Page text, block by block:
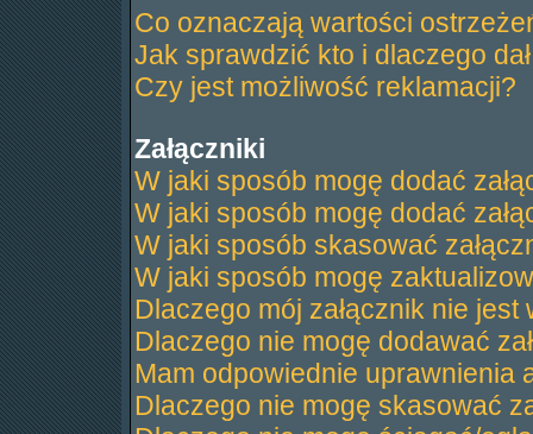
Co oznaczają wartości
Jak sprawdzić kto i dlaczego
Czy jest możliwość reklamacji?
Załączniki
W jaki sposób mogę dodać
W jaki sposób mogę dodać
W jaki sposób skasować
W jaki sposób mogę
Dlaczego mój załącznik nie
Dlaczego nie mogę dodawać
Mam odpowiednie uprawnienia
Dlaczego nie mogę skasować